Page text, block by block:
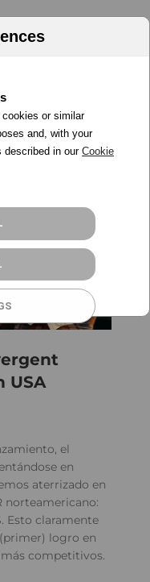
USA
el
en
aterrizado en
norteamericano:
Esto claramente
logro en
competitivos.
or similar
and, with your
described in ourCookie